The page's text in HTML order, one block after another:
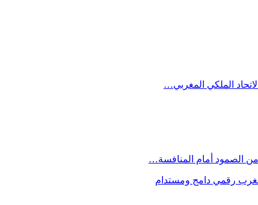
الملكي المغربي…
من الصمود أمام المنافسة…
مغرب رقمي دامج ومستدام